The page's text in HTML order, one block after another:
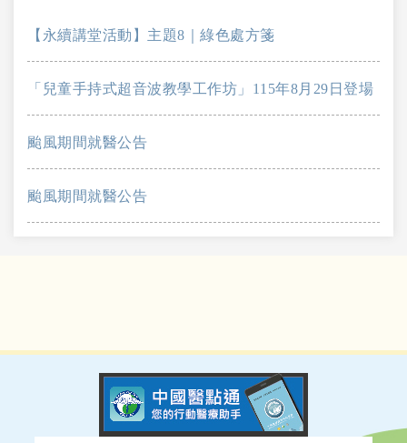
【永續講堂活動】主題8｜綠色處方箋
「兒童手持式超音波教學工作坊」115年8月29日登場
颱風期間就醫公告
颱風期間就醫公告